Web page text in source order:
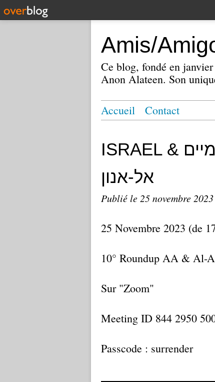
Amis/
Ce blog, fondé en
Anon Alateen. Son
Accueil Contact
ISRAEL אלכוהוליסטים אנונימיים &
אל-אנון
Publié le 25 novembre 2023
25 Novembre 2023 (de
10° Roundup AA & Al-
Sur "Zoom"
Meeting ID 844 2950
Passcode : surrender